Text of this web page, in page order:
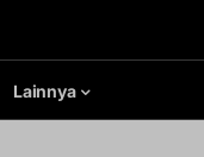
Lainnya